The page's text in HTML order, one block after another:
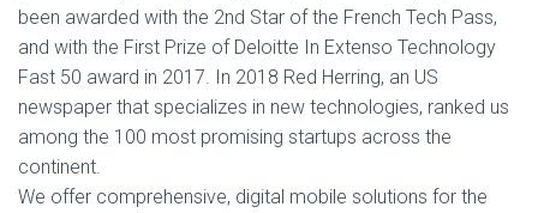
been awarded with the 2nd Star of the French Tech Pass,
and with the First Prize of Deloitte In Extenso Technology
Fast 50 award in 2017. In 2018 Red Herring, an US
newspaper that specializes in new technologies, ranked us
among the 100 most promising startups across the
continent.
We offer comprehensive, digital mobile solutions for the